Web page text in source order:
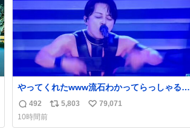
やってくれたwww流石わかってらっしゃる🤣
🤣🤣 #Mステ #西川貴教
返
信
492
リ
5,803
い
79,071
10時間前